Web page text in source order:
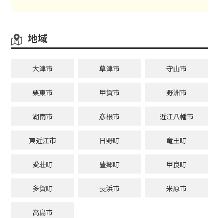
地域
大津市 草津市 守山市
栗東市 甲賀市 野洲市
湖南市 彦根市 近江八幡市
東近江市 日野町 竜王町
愛荘町 豊郷町 甲良町
多賀町 長浜市 米原市
高島市